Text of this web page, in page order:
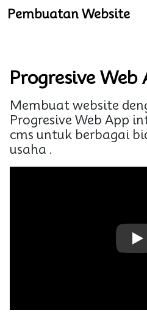
Pembuatan Website
Progresive
Membuat website
Progresive Web App
cms untuk berbagai
usaha .